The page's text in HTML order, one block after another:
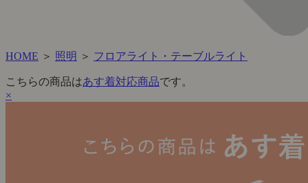
HOME ＞ 照明 ＞ フロアライト・テーブルライト
こちらの商品はあす着対応商品です。
×